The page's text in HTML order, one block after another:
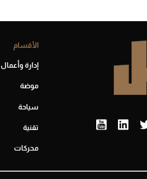
الأقسام
إدارة وأعمال
موضة
سياحة
تقنية
محركات